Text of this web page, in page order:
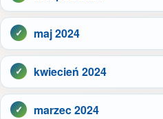
maj 2024
kwiecień 2024
marzec 2024